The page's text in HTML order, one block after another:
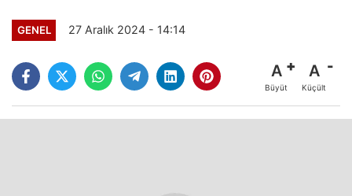
GENEL 27 Aralık 2024 - 14:14
A
Büyüt
A
Küçült